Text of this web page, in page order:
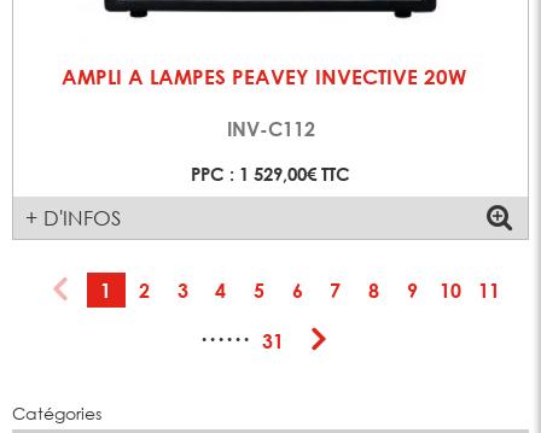
Catégories
AMPLI A LAMPES PEAVEY INVECTIVE 20W
INV-C112
PPC : 1 529,00€ TTC
+ D'INFOS
1 2 3 4 5 6 7 8 9 10 11
······ 31